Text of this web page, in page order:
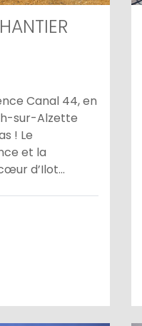
Canal 44, en
sur-Alzette
! Le
et la
d’Ilot...